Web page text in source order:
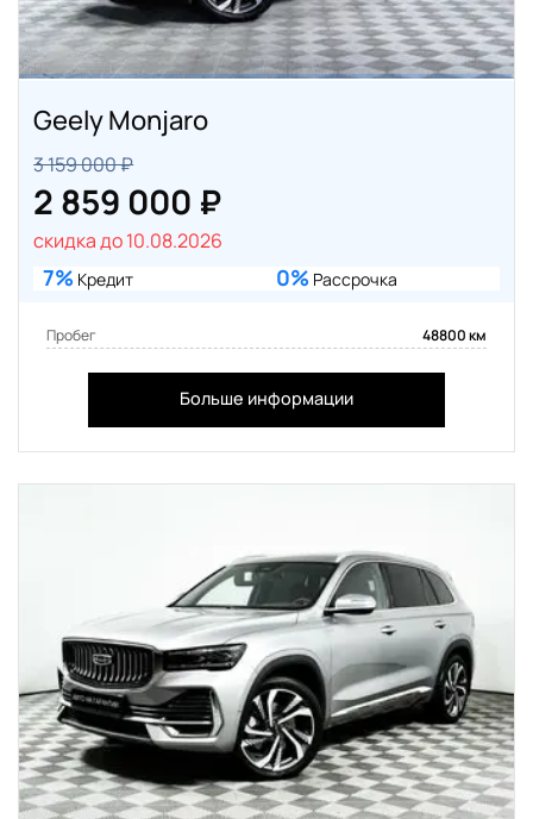
Geely Monjaro
3 159 000 ₽
2 859 000 ₽
скидка до 10.08.2026
7% Кредит 0% Рассрочка
Пробег 48800 км
Больше информации